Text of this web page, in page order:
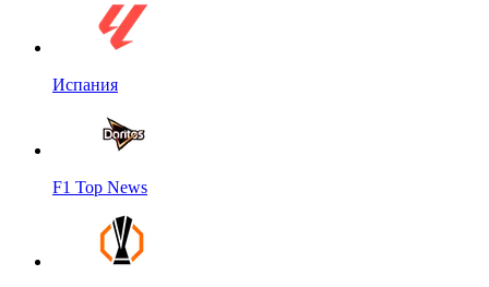
Испания
F1 Top News